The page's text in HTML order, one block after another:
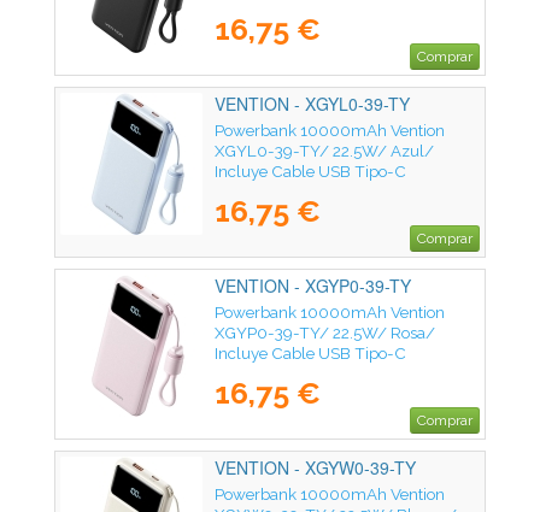
16,75 €
Comprar
VENTION - XGYL0-39-TY
Powerbank 10000mAh Vention
XGYL0-39-TY/ 22.5W/ Azul/
Incluye Cable USB Tipo-C
16,75 €
Comprar
VENTION - XGYP0-39-TY
Powerbank 10000mAh Vention
XGYP0-39-TY/ 22.5W/ Rosa/
Incluye Cable USB Tipo-C
16,75 €
Comprar
VENTION - XGYW0-39-TY
Powerbank 10000mAh Vention